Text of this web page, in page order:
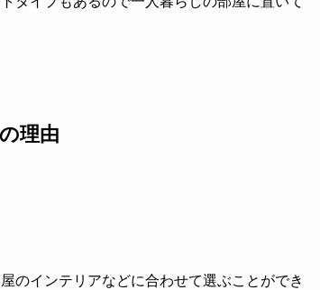
理由
のインテリアなどに合わせて選ぶことができ